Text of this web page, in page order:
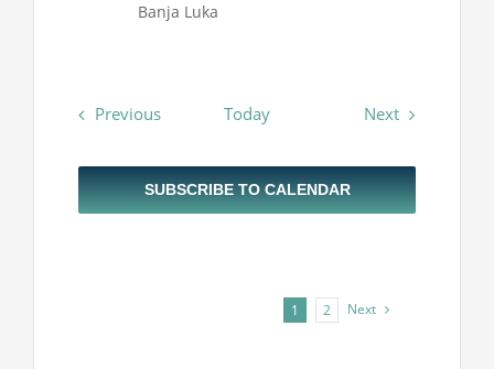
Banja Luka
PreviousEvents Today NextEvents
SUBSCRIBE TO CALENDAR
1 2 Next